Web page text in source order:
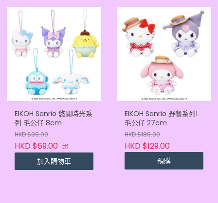
EIKOH Sanrio 悠閒時光系
列 毛公仔 8cm
HKD $99.00
HKD $69.00 起
加入購物車
EIKOH Sanrio 野餐系列1
毛公仔 27cm
HKD $189.00
HKD $129.00
預購